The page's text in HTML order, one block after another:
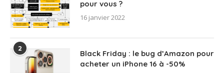
pour vous ?
16 janvier 2022
2
Black Friday : le bug d’Amazon pour
acheter un iPhone 16 à -50%